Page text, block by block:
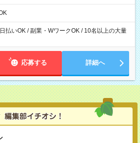
休み：火・木・土・日 好きな時にお仕事
払いOK / 副業・WワークOK / 10名以上の大量
応募する 詳細へ